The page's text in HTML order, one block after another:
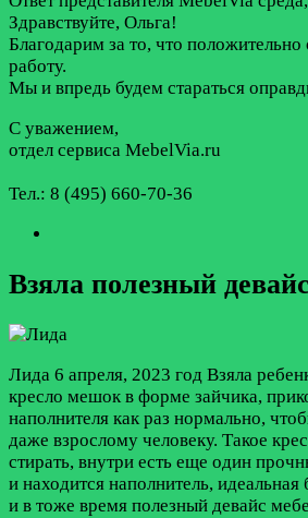
Здравствуйте, Ольга!
Благодарим за то, что
работу.
Мы и впредь будем стараться
С уважением,
отдел сервиса MebelVia.ru
Тел.: 8 (495) 660-70-36
Взяла полезный
Лида 6 апреля, 2023 год Взяла
кресло мешок в форме зайчика,
наполнителя как раз нормально,
даже взрослому человеку. Такое
стирать, внутри есть еще один
и находится наполнитель,
и в тоже время полезный девайс